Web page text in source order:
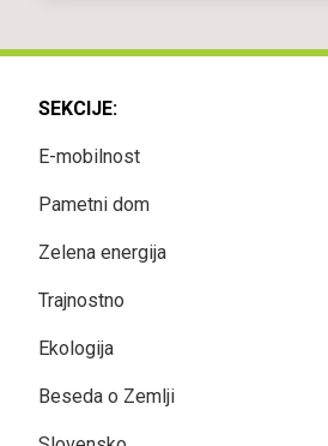
SEKCIJE:
E-mobilnost
Pametni dom
Zelena energija
Trajnostno
Ekologija
Beseda o Zemlji